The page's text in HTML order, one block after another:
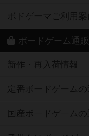
ボドゲーマご利用案
ボードゲーム通販
新作・再入荷情報
定番ボードゲーム
国産ボードゲーム